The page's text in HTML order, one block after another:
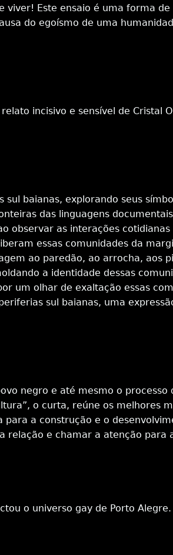
Este ensaio é uma forma
do egoísmo de uma
incisivo e sensível de Cristal
baianas, explorando seus
das linguagens
observar as interações
essas comunidades da
ao paredão, ao arrocha, aos
a identidade dessas
um olhar de exaltação essas
sul baianas, uma
negro e até mesmo o processo
o curta, reúne os melhores
a construção e o
e chamar a atenção para
o universo gay de Porto Alegre.